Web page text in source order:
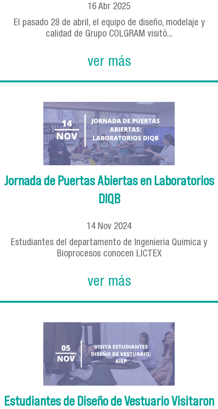
16 Abr 2025
El pasado 28 de abril, el equipo de diseño, modelaje y
calidad de Grupo COLGRAM visitó...
ver más
Jornada de Puertas Abiertas en Laboratorios
DIQB
14 Nov 2024
Estudiantes del departamento de Ingenieria Quimica y
Bioprocesos conocen LICTEX
ver más
Estudiantes de Diseño de Vestuario Visitaron